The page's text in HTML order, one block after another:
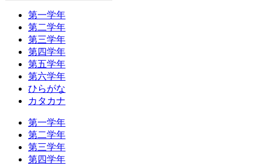
第一学年
第二学年
第三学年
第四学年
第五学年
第六学年
ひらがな
カタカナ
第一学年
第二学年
第三学年
第四学年